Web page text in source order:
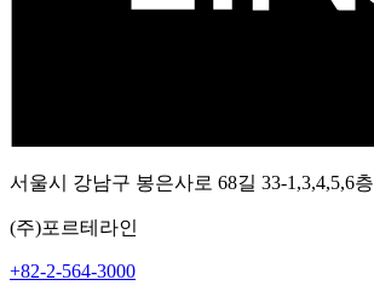
서울시 강남구 봉은사로 68길 33-1,3,4,5,6층
(주)포르테라인
+82-2-564-3000